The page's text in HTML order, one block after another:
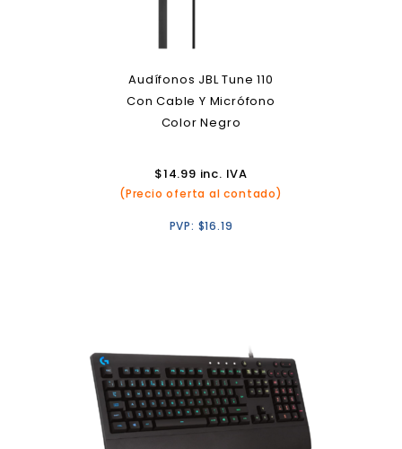
Audífonos JBL Tune 110
Con Cable Y Micrófono
Color Negro
$14.99 inc. IVA
(Precio oferta al contado)
PVP: $16.19